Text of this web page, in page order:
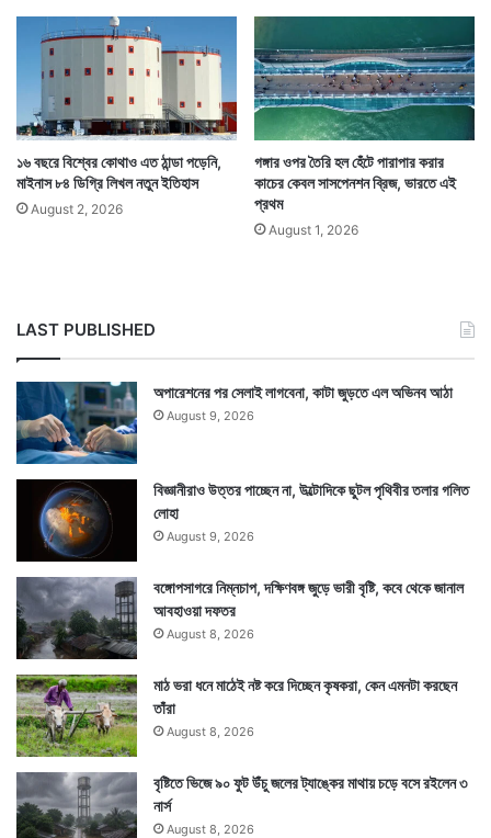
১৬ বছরে বিশ্বের কোথাও এত ঠান্ডা পড়েনি,
মাইনাস ৮৪ ডিগ্রি লিখল নতুন ইতিহাস
August 2, 2026
গঙ্গার ওপর তৈরি হল হেঁটে পারাপার করার
কাচের কেবল সাসপেনশন ব্রিজ, ভারতে এই
প্রথম
August 1, 2026
LAST PUBLISHED
অপারেশনের পর সেলাই লাগবেনা, কাটা জুড়তে এল অভিনব আঠা
August 9, 2026
বিজ্ঞানীরাও উত্তর পাচ্ছেন না, উল্টোদিকে ছুটল পৃথিবীর তলার গলিত
লোহা
August 9, 2026
বঙ্গোপসাগরে নিম্নচাপ, দক্ষিণবঙ্গ জুড়ে ভারী বৃষ্টি, কবে থেকে জানাল
আবহাওয়া দফতর
August 8, 2026
মাঠ ভরা ধনে মাঠেই নষ্ট করে দিচ্ছেন কৃষকরা, কেন এমনটা করছেন
তাঁরা
August 8, 2026
বৃষ্টিতে ভিজে ৯০ ফুট উঁচু জলের ট্যাঙ্কের মাথায় চড়ে বসে রইলেন ৩
নার্স
August 8, 2026